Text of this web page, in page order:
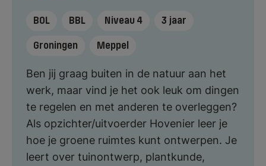
BOL BBL Niveau 4 3 jaar
Groningen Meppel
Ben jij graag buiten in de natuur aan het
werk, maar vind je het ook leuk om dingen
te regelen en met anderen te overleggen?
Als opzichter/uitvoerder Hovenier leer je
hoe je groene ruimtes kunt ontwerpen. Je
leert over tuinontwerp, plantkunde,